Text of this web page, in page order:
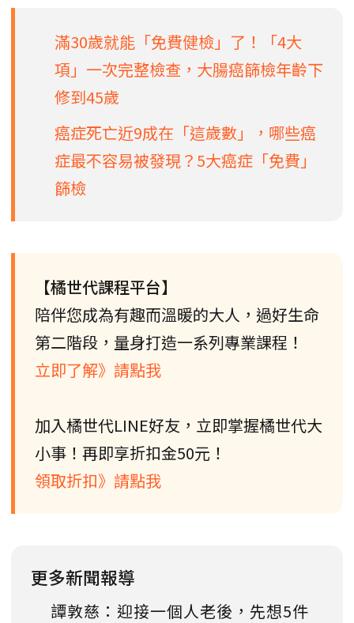
滿30歲就能「免費健檢」了！「4大
項」一次完整檢查，大腸癌篩檢年齡下
修到45歲
癌症死亡近9成在「這歲數」，哪些癌
症最不容易被發現？5大癌症「免費」
篩檢
【橘世代課程平台】
陪伴您成為有趣而溫暖的大人，過好生命
第二階段，量身打造一系列專業課程！
立即了解》請點我
加入橘世代LINE好友，立即掌握橘世代大
小事！再即享折扣金50元！
領取折扣》請點我
更多新聞報導
譚敦慈：迎接一個人老後，先想5件